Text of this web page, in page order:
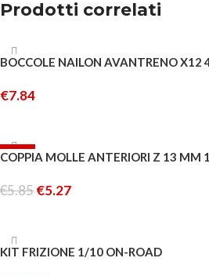
Prodotti correlati
BOCCOLE NAILON AVANTRENO X12
€7.84
-10%
COPPIA MOLLE ANTERIORI Z 13 MM
€5.85€5.27
ESAURITO
KIT FRIZIONE 1/10 ON-ROAD